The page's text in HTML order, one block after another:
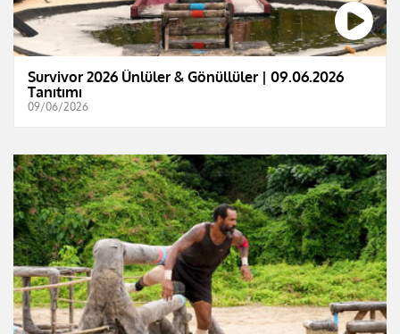
Survivor 2026 Ünlüler & Gönüllüler | 09.06.2026
Tanıtımı
09/06/2026